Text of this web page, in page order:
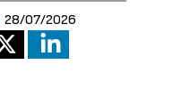
28/07/2026